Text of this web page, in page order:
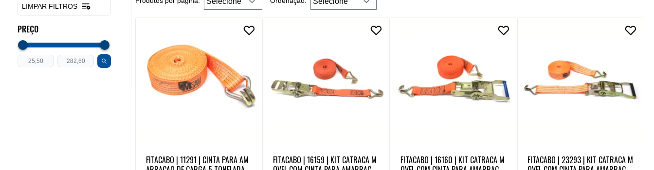
LIMPAR FILTROS
PREÇO
FITACABO | 11291 | CINTA PARA AM
FITACABO | 16159 | KIT CATRACA M
FITACABO | 16160 | KIT CATRACA M
FITACABO | 23293 | KIT CATRACA M